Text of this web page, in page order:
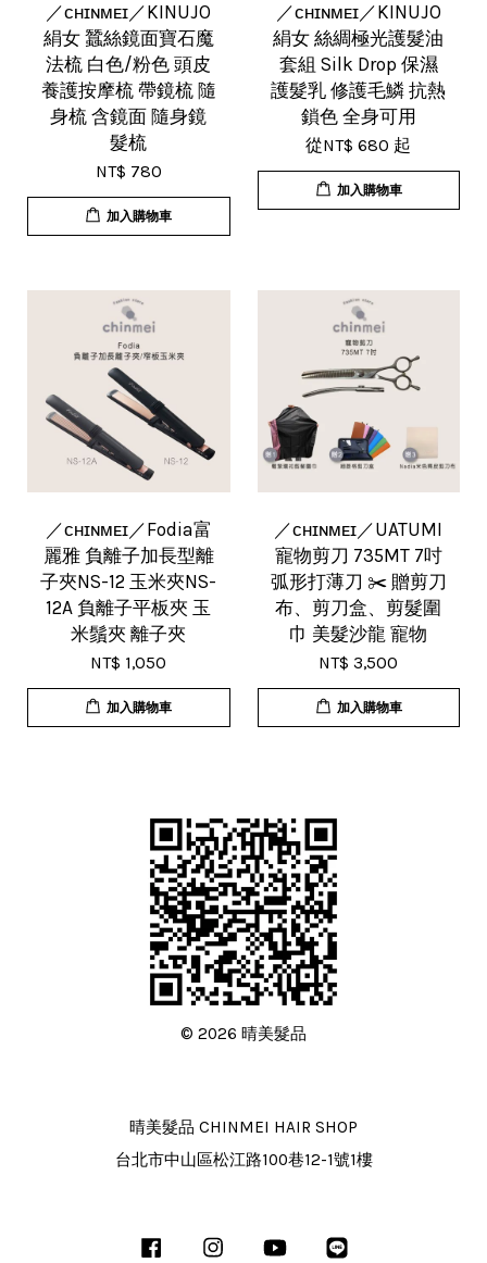
／ᴄʜɪɴᴍᴇɪ／KINUJO
絹女 蠶絲鏡面寶石魔
法梳 白色/粉色 頭皮
養護按摩梳 帶鏡梳 隨
身梳 含鏡面 隨身鏡
髮梳
NT$ 780
加入購物車
／ᴄʜɪɴᴍᴇɪ／KINUJO
絹女 絲綢極光護髮油
套組 Silk Drop 保濕
護髮乳 修護毛鱗 抗熱
鎖色 全身可用
從NT$ 680 起
加入購物車
／ᴄʜɪɴᴍᴇɪ／Fodia富
麗雅 負離子加長型離
子夾NS-12 玉米夾NS-
12A 負離子平板夾 玉
米鬚夾 離子夾
NT$ 1,050
加入購物車
／ᴄʜɪɴᴍᴇɪ／UATUMI
寵物剪刀 735MT 7吋
弧形打薄刀 ✂️ 贈剪刀
布、剪刀盒、剪髮圍
巾 美髮沙龍 寵物
NT$ 3,500
加入購物車
© 2026 晴美髮品
晴美髮品 CHINMEI HAIR SHOP
台北市中山區松江路100巷12-1號1樓
Facebook InstagramYouTube